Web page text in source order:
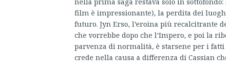
film è impressionante), la perdita dei
futuro. Jyn Erso, l’eroina più recalcitrante
che vorrebbe dopo che l’Impero, e poi la
parvenza di normalità, è starsene per i
crede nella causa a differenza di Cassian